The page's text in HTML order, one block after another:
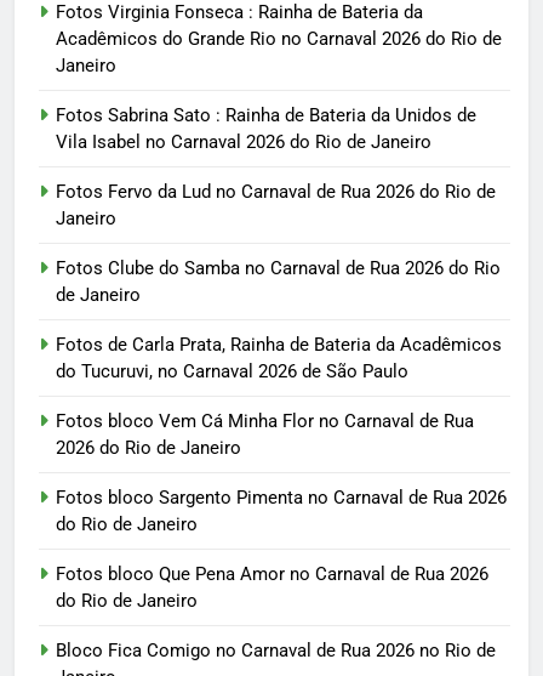
Fotos Virginia Fonseca : Rainha de Bateria da
Acadêmicos do Grande Rio no Carnaval 2026 do Rio de
Janeiro
Fotos Sabrina Sato : Rainha de Bateria da Unidos de
Vila Isabel no Carnaval 2026 do Rio de Janeiro
Fotos Fervo da Lud no Carnaval de Rua 2026 do Rio de
Janeiro
Fotos Clube do Samba no Carnaval de Rua 2026 do Rio
de Janeiro
Fotos de Carla Prata, Rainha de Bateria da Acadêmicos
do Tucuruvi, no Carnaval 2026 de São Paulo
Fotos bloco Vem Cá Minha Flor no Carnaval de Rua
2026 do Rio de Janeiro
Fotos bloco Sargento Pimenta no Carnaval de Rua 2026
do Rio de Janeiro
Fotos bloco Que Pena Amor no Carnaval de Rua 2026
do Rio de Janeiro
Bloco Fica Comigo no Carnaval de Rua 2026 no Rio de